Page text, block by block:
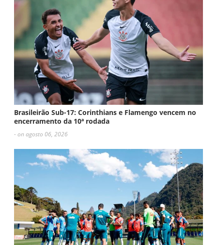
Brasileirão Sub-17: Corinthians e Flamengo vencem no
encerramento da 10ª rodada
- on agosto 06, 2026